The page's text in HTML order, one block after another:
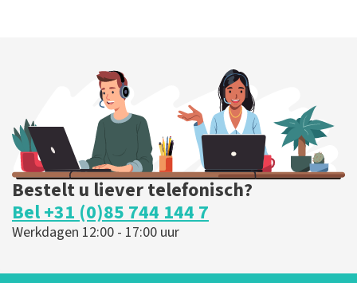
Bestelt u liever telefonisch?
Bel +31 (0)85 744 144 7
Werkdagen 12:00 - 17:00 uur